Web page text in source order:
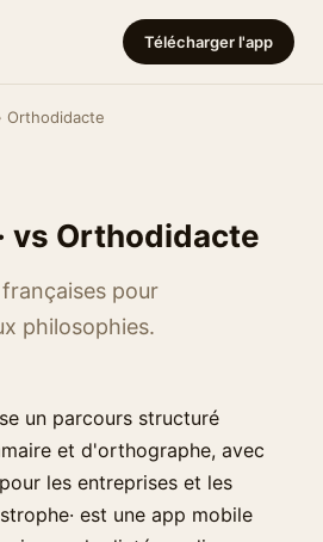
Télécharger l'app
Orthodidacte
vs Orthodidacte
pour
philosophies.
un parcours structuré
et d'orthographe, avec
les entreprises et les
est une app mobile